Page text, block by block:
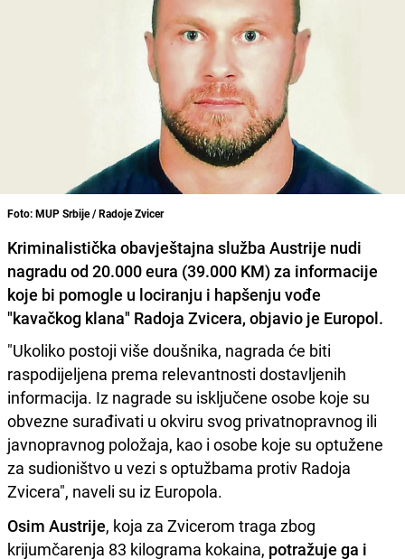
Foto: MUP Srbije / Radoje Zvicer
Kriminalistička obavještajna služba Austrije nudi
nagradu od 20.000 eura (39.000 KM) za informacije
koje bi pomogle u lociranju i hapšenju vođe
"kavačkog klana" Radoja Zvicera, objavio je Europol.
"Ukoliko postoji više doušnika, nagrada će biti
raspodijeljena prema relevantnosti dostavljenih
informacija. Iz nagrade su isključene osobe koje su
obvezne surađivati u okviru svog privatnopravnog ili
javnopravnog položaja, kao i osobe koje su optužene
za sudioništvo u vezi s optužbama protiv Radoja
Zvicera", naveli su iz Europola.
Osim Austrije, koja za Zvicerom traga zbog
krijumčarenja 83 kilograma kokaina, potražuje ga i